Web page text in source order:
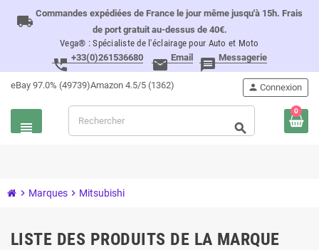
local_shipping Commandes expédiées de France le jour même jusqu'à 15h. Frais
de port gratuit au-dessus de 40€.
Vega® : Spécialiste de l'éclairage pour Auto et Moto
perm_phone_msg +33(0)261536680 email Email message Messagerie
eBay 97.0% (49739)Amazon 4.5/5 (1362)
view_headline
person Connexion
search
0
chevron_right Marques chevron_right Mitsubishi
LISTE DES PRODUITS DE LA MARQUE